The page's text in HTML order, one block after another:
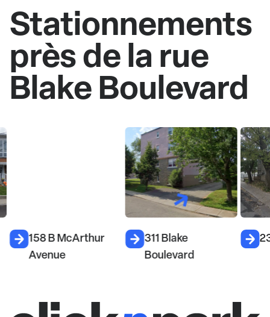
Stationnements
près de la rue
Blake Boulevard
158 B McArthur
Avenue
311 Blake
Boulevard